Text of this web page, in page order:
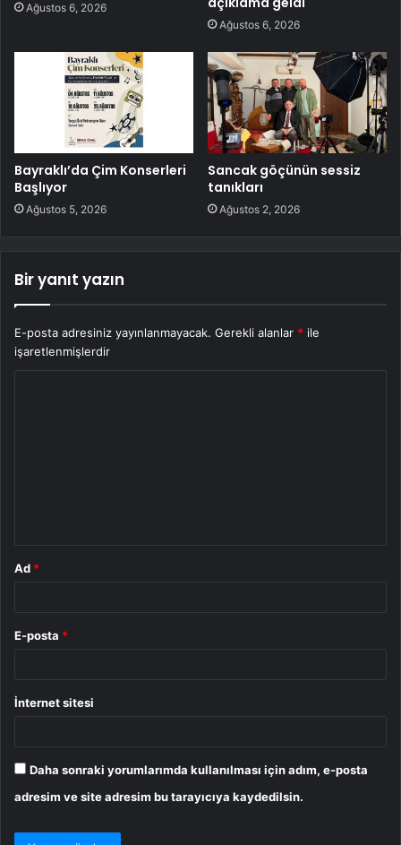
Ağustos 6, 2026
Ağustos 6, 2026
Bayraklı’da Çim Konserleri
Başlıyor
Ağustos 5, 2026
Sancak göçünün sessiz
tanıkları
Ağustos 2, 2026
Bir yanıt yazın
E-posta adresiniz yayınlanmayacak. Gerekli alanlar * ile
işaretlenmişlerdir
Ad *
E-posta *
İnternet sitesi
Daha sonraki yorumlarımda kullanılması için adım, e-posta
adresim ve site adresim bu tarayıcıya kaydedilsin.